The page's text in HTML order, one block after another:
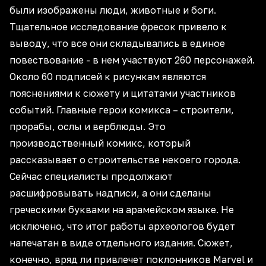
были изображены люди, животные и боги.
Тщательное исследование фресок привело к
выводу, что все они складывались в единое
повествование - в нем участвуют 260 персонажей.
Около 60 подписей к рисункам являются
пояснениями к сюжету и цитатами участников
событий. Главные герои комикса – строители,
прорабы, ослы и верблюды. Это
производственный комикс, который
рассказывает о строительстве некоего города.
Сейчас специалисты продолжают
расшифровывать надписи, а они сделаны
греческими буквами на арамейском языке. Не
исключено, что итог работы археологов будет
напечатан в виде отдельного издания. Сюжет,
конечно, вряд ли привлечет поклонников Marvel и